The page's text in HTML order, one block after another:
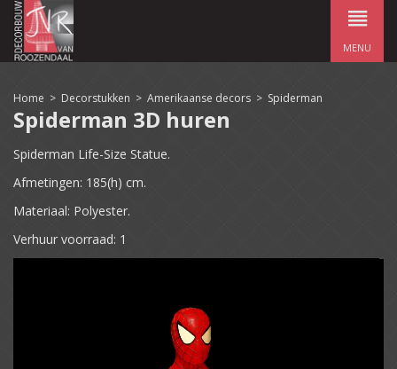
MENU
Home > Decorstukken > Amerikaanse decors > Spiderman
Spiderman 3D huren
Spiderman Life-Size Statue.
Afmetingen: 185(h) cm.
Materiaal: Polyester.
Verhuur voorraad: 1